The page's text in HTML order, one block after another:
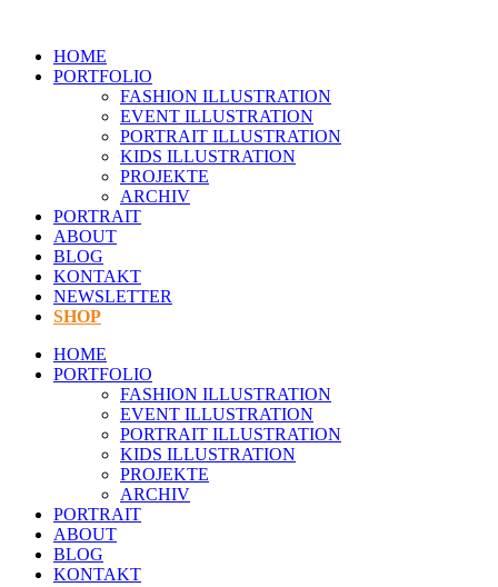
springenHOME
PORTFOLIO
FASHION ILLUSTRATION
EVENT ILLUSTRATION
PORTRAIT ILLUSTRATION
KIDS ILLUSTRATION
PROJEKTE
ARCHIV
PORTRAIT
ABOUT
BLOG
KONTAKT
NEWSLETTER
SHOP
HOME
PORTFOLIO
FASHION ILLUSTRATION
EVENT ILLUSTRATION
PORTRAIT ILLUSTRATION
KIDS ILLUSTRATION
PROJEKTE
ARCHIV
PORTRAIT
ABOUT
BLOG
KONTAKT